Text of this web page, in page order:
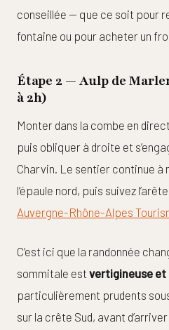
conseillée — que ce soit pour
fontaine ou pour acheter un
Étape 2 — Aulp de
à 2h)
Monter dans la combe en
puis obliquer à droite et
Charvin. Le sentier continue à
l’épaule nord, puis suivez
Auvergne-Rhône-Alpes
C’est ici que la randonnée
sommitale est vertigineuse et
particulièrement prudents
sur la crête Sud, avant